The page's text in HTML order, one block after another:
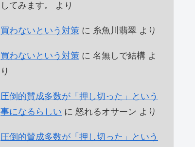
してみます。
より
買わないという対策 に 糸魚川翡翠 より
買わないという対策 に 名無しで結構 よ
り
圧倒的賛成多数が「押し切った」という
事になるらしい に 怒れるオサーン より
圧倒的賛成多数が「押し切った」という